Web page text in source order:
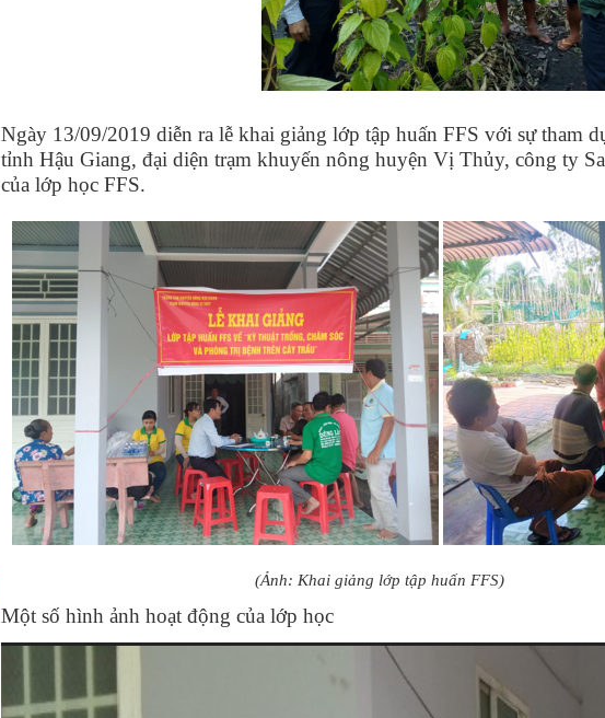
Ngày 13/09/2019 diễn ra lễ khai giảng lớp tập huấn FFS với sự tham
tỉnh Hậu Giang, đại diện trạm khuyến nông huyện Vị Thủy, công ty
của lớp học FFS.
(Ảnh: Khai giảng lớp tập huấn FFS)
Một số hình ảnh hoạt động của lớp học